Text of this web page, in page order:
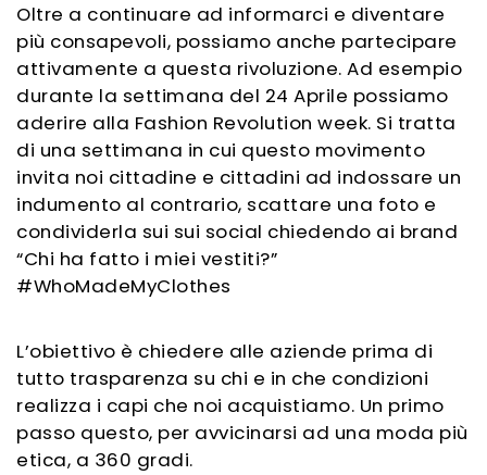
Oltre a continuare ad informarci e diventare
più consapevoli, possiamo anche partecipare
attivamente a questa rivoluzione. Ad esempio
durante la settimana del 24 Aprile possiamo
aderire alla Fashion Revolution week. Si tratta
di una settimana in cui questo movimento
invita noi cittadine e cittadini ad indossare un
indumento al contrario, scattare una foto e
condividerla sui sui social chiedendo ai brand
“Chi ha fatto i miei vestiti?”
#WhoMadeMyClothes
L’obiettivo è chiedere alle aziende prima di
tutto trasparenza su chi e in che condizioni
realizza i capi che noi acquistiamo. Un primo
passo questo, per avvicinarsi ad una moda più
etica, a 360 gradi.